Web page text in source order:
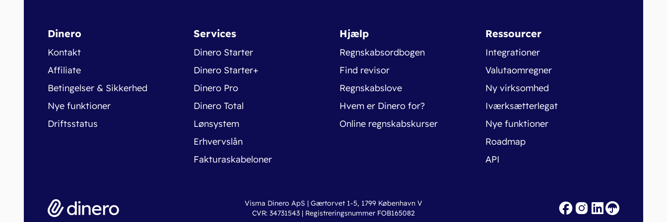
Dinero
Kontakt
Affiliate
Betingelser & Sikkerhed
Nye funktioner
Driftsstatus
Services
Dinero Starter
Dinero Starter+
Dinero Pro
Dinero Total
Lønsystem
Erhvervslån
Fakturaskabeloner
Hjælp
Regnskabsordbogen
Find revisor
Regnskabslove
Hvem er Dinero for?
Online regnskabskurser
Ressourcer
Integrationer
Valutaomregner
Ny virksomhed
Iværksætterlegat
Nye funktioner
Roadmap
API
Visma Dinero ApS | Gærtorvet 1-5, 1799 København V
CVR: 34731543 | Registreringsnummer FOB165082